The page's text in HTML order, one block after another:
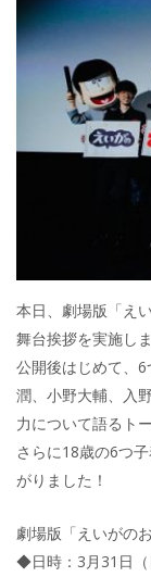
本日、劇場版「え
舞台挨拶を実施しま
公開後はじめて、
潤、小野大輔、入
力について語るト
さらに18歳の6つ
がりました！
劇場版「えいがの
◆日時：3月31日（